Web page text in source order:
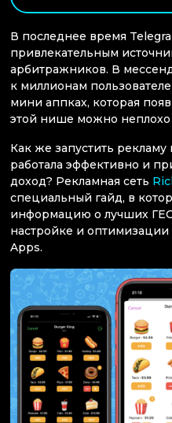
В последнее время
привлекательным
арбитражников. В
к миллионам
мини аппках, которая
этой нише можно неплохо
Как же запустить рекламу
работала эффективно и
доход? Рекламная сеть
специальный гайд, в
информацию о лучших
настройке и
Apps.